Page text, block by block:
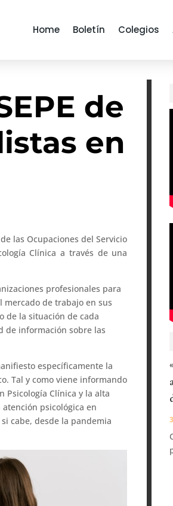
Home Boletín Colegios
de
en
las Ocupaciones del Servicio
Clínica a través de una
profesionales para
mercado de trabajo en sus
de la situación de cada
de información sobre las
específicamente la
Tal y como viene informando
Psicología Clínica y la alta
psicológica en
cabe, desde la pandemia